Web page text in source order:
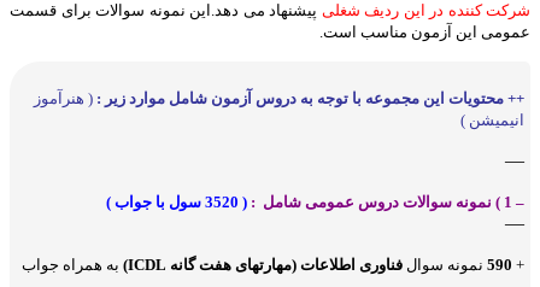
شرکت کننده در این ردیف شغلی پیشنهاد می دهد.این نمونه سوالات برای قسمت
عمومی این آزمون مناسب است.
++ محتویات این مجموعه با توجه به دروس آزمون شامل موارد زیر : ( هنرآموز
انیمیشن )
—
– 1 ) نمونه سوالات دروس عمومی شامل : ( 3520 سول با جواب )
—
+ نمونه سوال فناوری اطلاعات (مهارتهای هفت گانه ICDL) به همراه جواب